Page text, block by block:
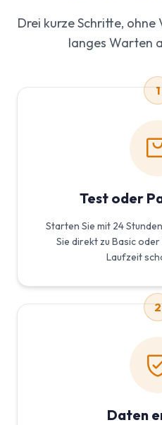
Drei kurze Schritte,
langes Warten
1
Test oder
Starten Sie mit 24
Sie direkt zu Basic oder
Laufzeit
2
Daten